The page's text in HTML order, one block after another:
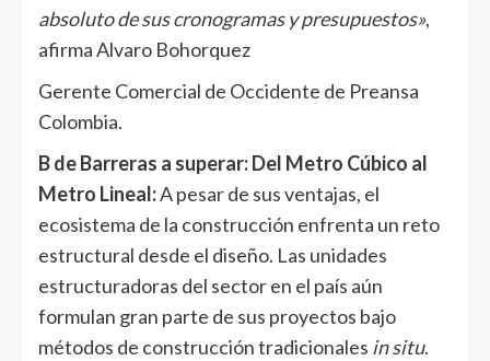
absoluto de sus cronogramas y presupuestos»,
afirma Alvaro Bohorquez
Gerente Comercial de Occidente de Preansa
Colombia.
B de Barreras a superar: Del Metro Cúbico al
Metro Lineal:A pesar de sus ventajas, el
ecosistema de la construcción enfrenta un reto
estructural desde el diseño. Las unidades
estructuradoras del sector en el país aún
formulan gran parte de sus proyectos bajo
métodos de construcción tradicionales in situ.